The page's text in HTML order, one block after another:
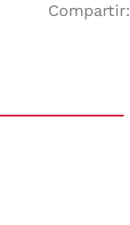
Compartir: